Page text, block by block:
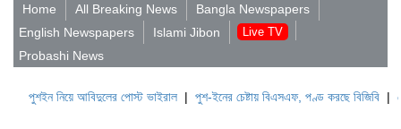
Home All Breaking News
Bangla Newspapers
English Newspapers
Islami Jibon Live TV
Probashi News
নিয়ে আবিদুলের পোস্ট ভাইরাল|পুশ-ইনের চেষ্টায় বিএসএফ, পণ্ড করছে বিজিবি| লেবাননের